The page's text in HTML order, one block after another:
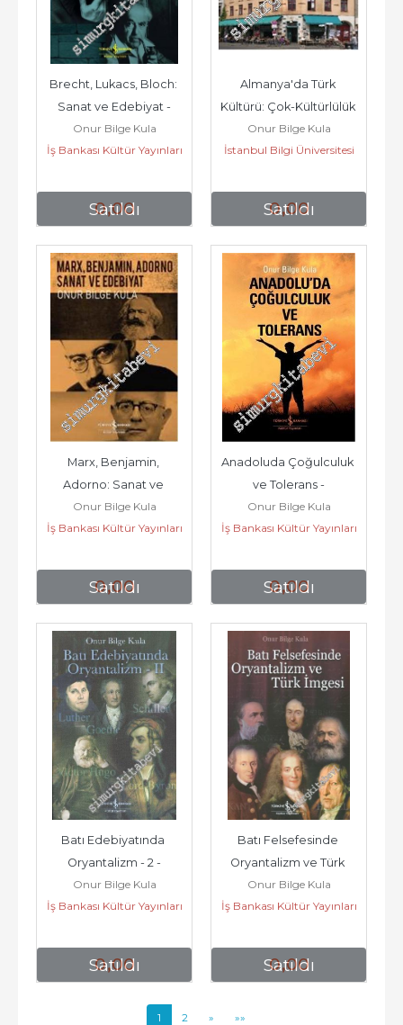
Satıldı
Brecht, Lukacs, Bloch:
Sanat ve Edebiyat -
Onur Bilge Kula
İş Bankası Kültür Yayınları
0,00 Satıldı
Almanya'da Türk
Kültürü: Çok-Kültürlülük
ve Kültürlerarası Eğitim -
Onur Bilge Kula
İstanbul Bilgi Üniversitesi
0,00
Satıldı
Marx, Benjamin,
Adorno: Sanat ve
Edebiyat -
Onur Bilge Kula
İş Bankası Kültür Yayınları
0,00 Satıldı
Anadoluda Çoğulculuk
ve Tolerans -
Onur Bilge Kula
İş Bankası Kültür Yayınları
0,00
Satıldı
Batı Edebiyatında
Oryantalizm - 2 -
Onur Bilge Kula
İş Bankası Kültür Yayınları
0,00 Satıldı
Batı Felsefesinde
Oryantalizm ve Türk
İmgesi -
Onur Bilge Kula
İş Bankası Kültür Yayınları
0,00
1 2 » »»